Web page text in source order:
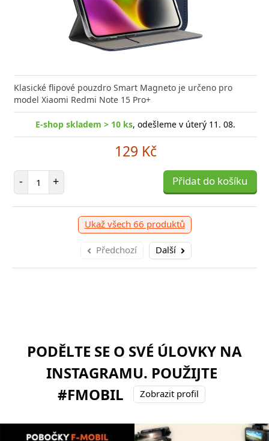
Klasické flipové pouzdro Smart Magneto je určeno pro
model Xiaomi Redmi Note 15 Pro+
E-shop skladem > 10 ks, odešleme v úterý 11. 08.
129 Kč
- Počet položek
+ Přidat do košíku
Ukaž všech 66 produktů
Předchozí Další
PODĚLTE SE O SVÉ ÚLOVKY NA
INSTAGRAMU. POUŽIJTE
#FMOBIL
Zobrazit profil